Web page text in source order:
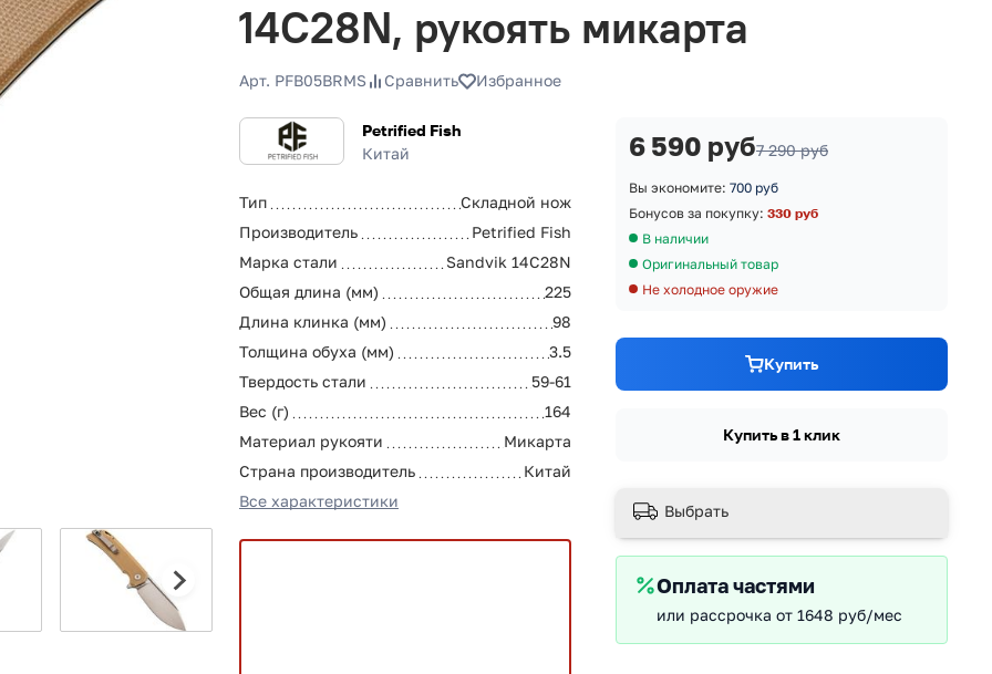
14C28N, рукоять микарта
Арт. PFB05BRMS Сравнить Избранное
Petrified Fish
Китай
Тип
Складной нож
Производитель
Petrified Fish
Марка стали
Sandvik 14C28N
Общая длина (мм)
225
Длина клинка (мм)
98
Толщина обуха (мм)
3.5
Твердость стали
59-61
Вес (г)
164
Материал рукояти
Микарта
Страна производитель
Китай
Все характеристики
6 590 руб7 290 руб
Вы экономите: 700 руб
Бонусов за покупку: 330 руб
В наличии
Оригинальный товар
Не холодное оружие
Купить
Купить в 1 клик
Выбрать
Оплата частями
или рассрочка от 1648 руб/мес